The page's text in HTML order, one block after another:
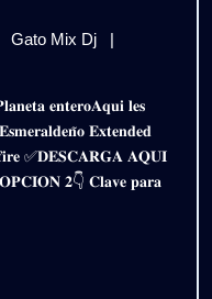
Gato Mix Dj
𝗣𝗔𝗖𝗞
𝗘𝗫𝗧𝗘𝗡𝗗𝗘𝗗
𝟮𝟬𝟮𝟱
|
𝗚𝗥𝗔𝗧𝗜𝗦
|
𝐄𝐱𝐭𝐞𝐧𝐝𝐞𝐝
✅𝐃𝐄𝐒𝐂𝐀𝐑𝐆𝐀 𝐀𝐐𝐔𝐈
𝟐👇 𝐂𝐥𝐚𝐯𝐞 𝐩𝐚𝐫𝐚